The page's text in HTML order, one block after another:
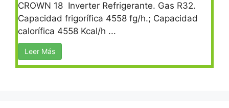
CROWN 18 Inverter Refrigerante. Gas R32.
Capacidad frigorífica 4558 fg/h.; Capacidad
calorífica 4558 Kcal/h ...
Leer Más